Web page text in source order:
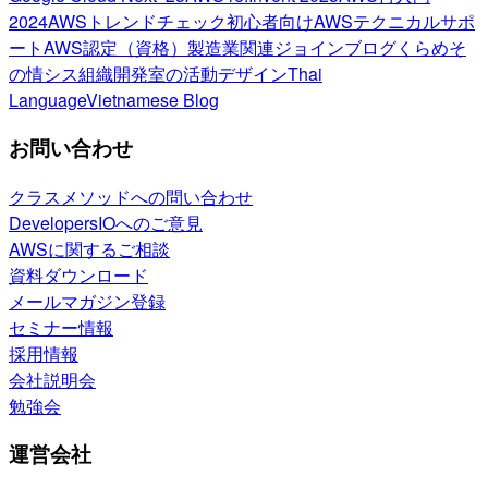
2024AWSトレンドチェック初心者向けAWSテクニカルサポ
ートAWS認定（資格） 製造業関連ジョインブログくらめそ
の情シス組織開発室の活動デザインThai
LanguageVietnamese Blog
お問い合わせ
クラスメソッドへの問い合わせ
DevelopersIOへのご意見
AWSに関するご相談
資料ダウンロード
メールマガジン登録
セミナー情報
採用情報
会社説明会
勉強会
運営会社